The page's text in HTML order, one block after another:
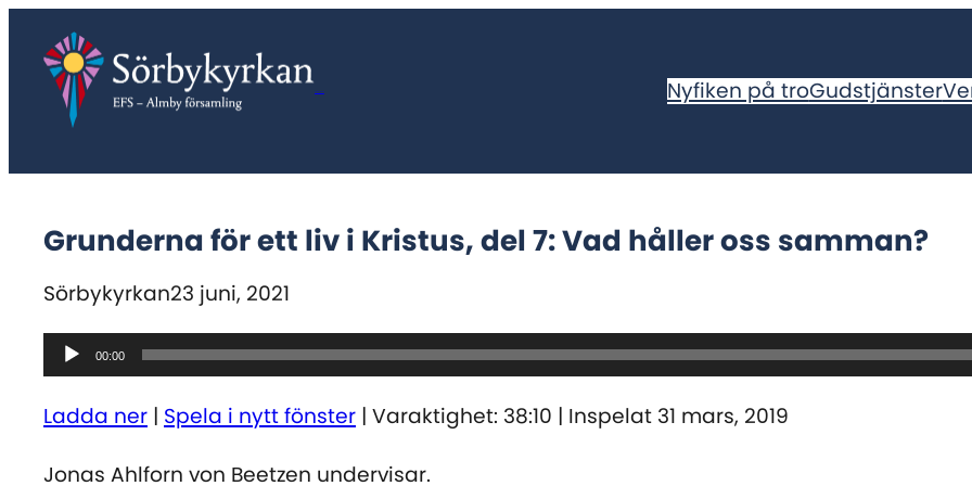
innehåll
Nyfiken på troGudstjänster
Grunderna för ett liv i Kristus, del 7: Vad håller oss samman?
Sörbykyrkan23 juni, 2021
Ljudspelare
00:00
Ladda ner Spela i nytt fönster Varaktighet: 38:10 Inspelat 31 mars, 2019
Jonas Ahlforn von Beetzen undervisar.